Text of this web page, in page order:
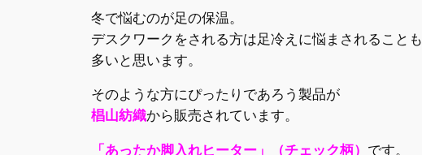
冬で悩むのが足の保温。
デスクワークをされる方は足冷えに悩まされることも
多いと思います。
そのような方にぴったりであろう製品が
椙山紡織から販売されています。
「あったか脚入れヒーター」（チェック柄） です。